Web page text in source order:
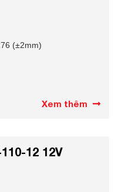
(±2mm)
Xem thêm
12 12V